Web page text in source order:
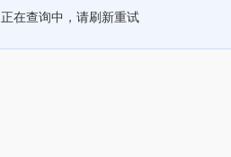
正在查询中，请刷新重试